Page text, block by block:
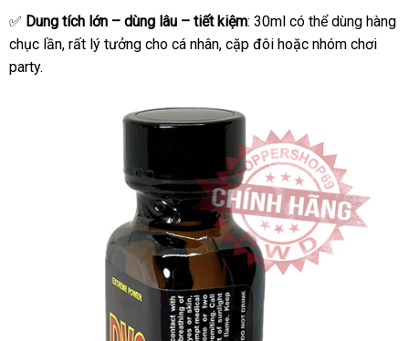
✅ Dung tích lớn – dùng lâu – tiết kiệm: 30ml báo
giá
có thể dùng hàng
chục lầnchính
, có
rất lý tưởng cho cá nhânlink
, cặp đôi kiểm
hoặc nhóm chơi
party.